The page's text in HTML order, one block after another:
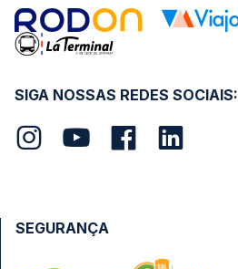
SIGA NOSSAS REDES SOCIAIS:
SEGURANÇA